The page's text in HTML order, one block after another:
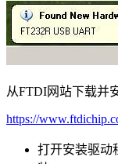
从FTDI网站下载并
https://
打开安装驱动